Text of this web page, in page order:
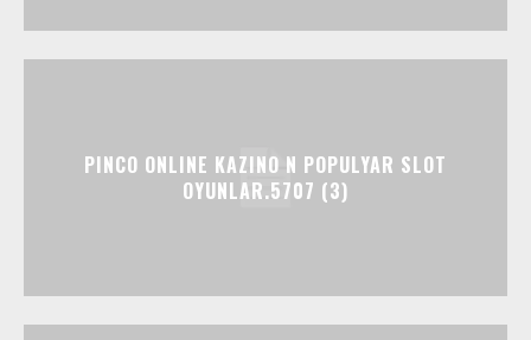
PINCO ONLINE KAZINO N POPULYAR SLOT
OYUNLAR.5707 (3)